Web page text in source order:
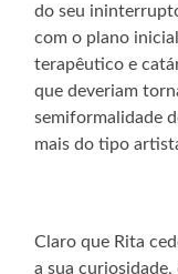
do seu
com o plano
terapêutico e
que deveriam
semiformalidade
mais do tipo
Claro que Rita
a sua